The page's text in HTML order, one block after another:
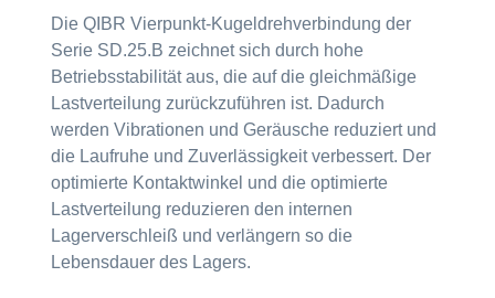
Die QIBR Vierpunkt-Kugeldrehverbindung der
Serie SD.25.B zeichnet sich durch hohe
Betriebsstabilität aus, die auf die gleichmäßige
Lastverteilung zurückzuführen ist. Dadurch
werden Vibrationen und Geräusche reduziert und
die Laufruhe und Zuverlässigkeit verbessert. Der
optimierte Kontaktwinkel und die optimierte
Lastverteilung reduzieren den internen
Lagerverschleiß und verlängern so die
Lebensdauer des Lagers.